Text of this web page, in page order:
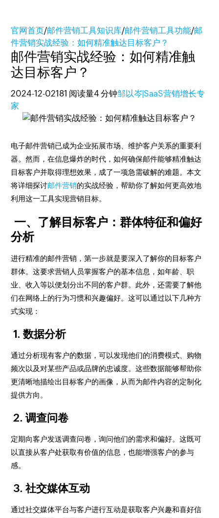
官网首页/邮件营销工具知识库/邮件营销工具功能/邮
件营销实战经验：如何精准触达目标客户？
邮件营销实战经验：如何精准触
达目标客户？
2024-12-02181 阅读量4 分钟邹以岑|SaaS营销增长专
家
电子邮件营销已成为企业拓展市场、维护客户关系的重要利
器。然而，在信息爆炸的时代，如何确保邮件能够精准触达
目标客户并取得理想效果，成了一项急需破解的难题。本文
将详细探讨邮件营销的实战经验，帮助你了解如何更高效地
利用这一工具实现营销目标。
一、了解目标客户：群体特征和偏好
分析
进行精准的邮件营销，第一步就是要深入了解你的目标客户
群体。这要求营销人员掌握客户的基本信息，如年龄、职
业、收入等以便划分出不同的客户群。此外，还需要了解他
们在网络上的行为习惯和兴趣偏好。这可以通过以下几种方
式实现：
1. 数据分析
通过分析现有客户的数据，可以发现他们的消费模式、购物
频次以及对某些产品或品牌的忠诚度。这些数据能够帮助你
更清晰地描绘出目标客户的画像，从而为邮件内容的定制化
提供方向。
2. 调查问卷
定期向客户发送调查问卷，询问他们的需求和偏好。这既可
以直接从客户处获取有价值的信息，也能增强客户的参与
感。
3. 社交媒体互动
通过社交媒体平台与客户进行互动是获取客户兴趣和喜好信